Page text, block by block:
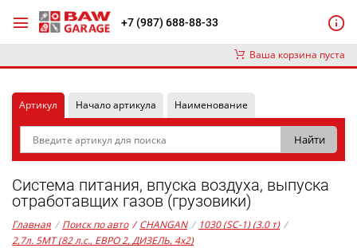
+7 (987) 688-88-33
Ваша корзина пуста
Артикул Начало артикула Наименование
Система питания, впуска воздуха, выпуска
отработавщих газов (грузовики)
Главная / Поиск по авто / CHANGAN / 1030 (SC-1) (3.0 т) /
2,7л. 5MT (82 л.с., ЕВРО 2, ДИЗЕЛЬ, 4x2)